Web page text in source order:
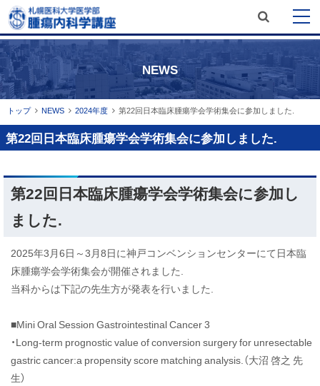
本
文
へ
メ
ニ
ュ
ー
へ
札幌医科大学医学部 内科学講座 腫
瘍内科学分野
メ
ニ
ュ
ー
開
閉
イ
ト
内
検
索
閉
NEWS
現
在
位
の
階
トップ NEWS 2024年度 第22回日本臨床腫瘍学会学術集会に参加しました.
第22回日本臨床腫瘍学会学術集会に参加しました.
ペ
ー
内
第
回
日
本
臨
第22回日本臨床腫瘍学会学術集会に参加し
ました.
2025年3月6日～3月8日に神戸コンベンションセンターにて日本臨
床腫瘍学会学術集会が開催されました.
当科からは下記の先生方が発表を行いました.
■Mini Oral Session Gastrointestinal Cancer 3
・Long-term prognostic value of conversion surgery for unresectable
gastric cancer:a propensity score matching analysis.（大沼 啓之 先
生）